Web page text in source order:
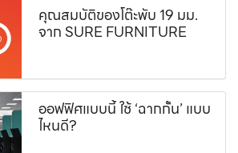
คุณสมบัติของโต๊ะพับ 19 มม.
จาก SURE FURNITURE
ออฟฟิศแบบนี้ ใช้ ‘ฉากกั้น’ แบบ
ไหนดี?